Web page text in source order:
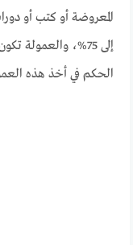
المعروضة أو كتب أو
إلى 75%،
الحكم في أخذ هذه